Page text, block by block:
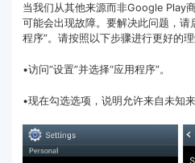
当我们从其他来源而非Google Play
可能会出现故障。要解决此问题，请
程序”。请按照以下步骤进行更好的理
•访问“设置”并选择“应用程序”。
•现在勾选选项，说明允许来自未知